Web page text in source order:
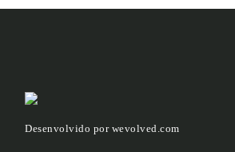
Desenvolvido por wevolved.com